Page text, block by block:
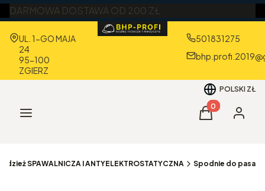
DARMOWA DOSTAWA OD 200 ZŁ
Adres:
UL. 1-GO MAJA
24
95-100
ZGIERZ
501831275
POLSKI ZŁ
Menu Produkty w
Koszyk
Odzież SPAWALNICZA I ANTYELEKTROSTATYCZNA Spodnie do pasa